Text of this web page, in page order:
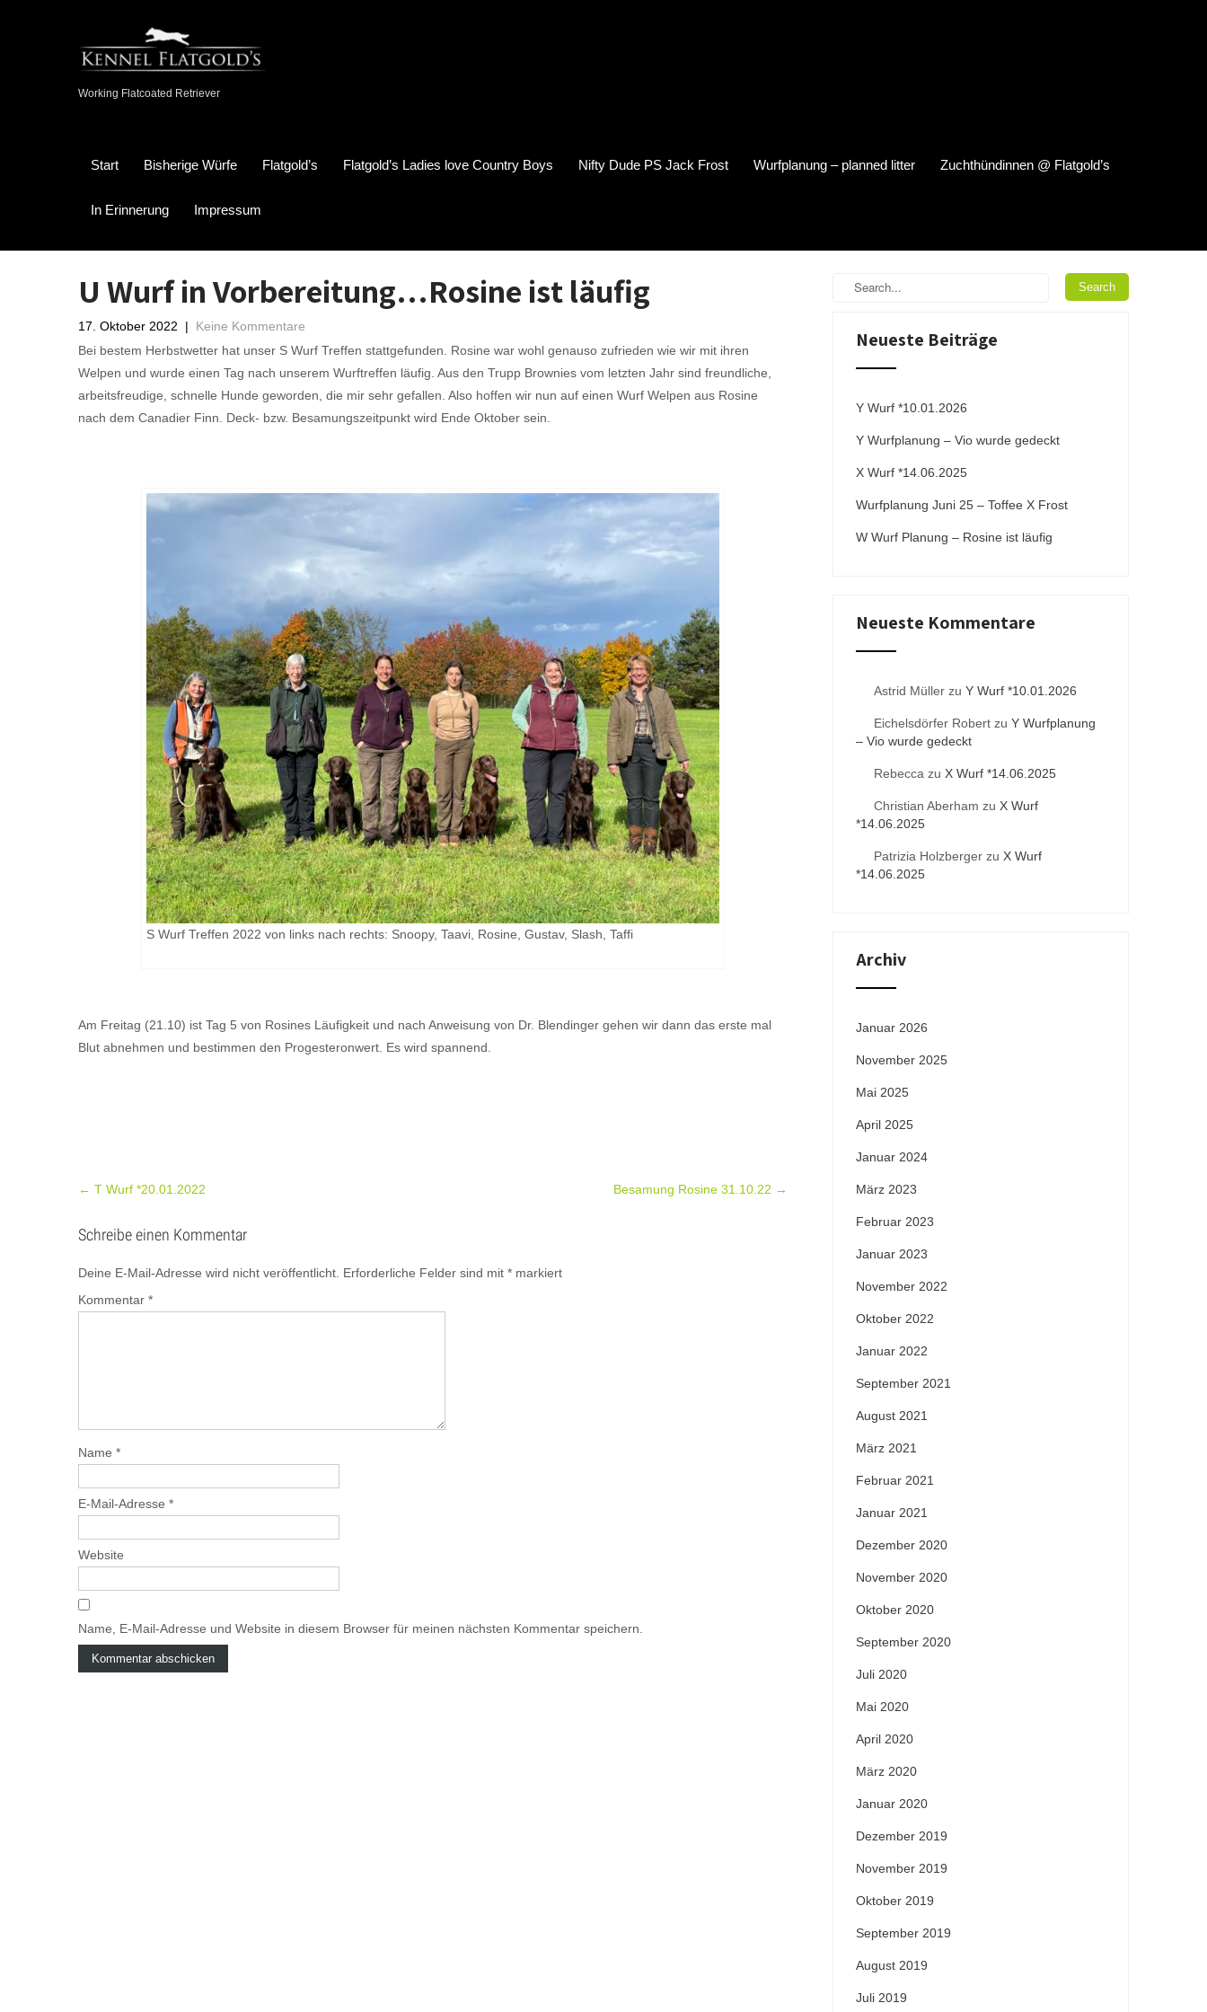
Working Flatcoated Retriever
Start Bisherige Würfe Flatgold’s Flatgold’s Ladies love Country Boys Nifty Dude PS Jack Frost Wurfplanung – planned litter Zuchthündinnen @ Flatgold’s
In Erinnerung Impressum
U Wurf in Vorbereitung…Rosine ist läufig
17. Oktober 2022 | Keine Kommentare
Bei bestem Herbstwetter hat unser S Wurf Treffen stattgefunden. Rosine war wohl genauso zufrieden wie wir mit ihren
Welpen und wurde einen Tag nach unserem Wurftreffen läufig. Aus den Trupp Brownies vom letzten Jahr sind freundliche,
arbeitsfreudige, schnelle Hunde geworden, die mir sehr gefallen. Also hoffen wir nun auf einen Wurf Welpen aus Rosine
nach dem Canadier Finn. Deck- bzw. Besamungszeitpunkt wird Ende Oktober sein.
S Wurf Treffen 2022 von links nach rechts: Snoopy, Taavi, Rosine, Gustav, Slash, Taffi
Am Freitag (21.10) ist Tag 5 von Rosines Läufigkeit und nach Anweisung von Dr. Blendinger gehen wir dann das erste mal
Blut abnehmen und bestimmen den Progesteronwert. Es wird spannend.
Post
← T Wurf *20.01.2022 Besamung Rosine 31.10.22 →
Schreibe einen Kommentar
Deine E-Mail-Adresse wird nicht veröffentlicht. Erforderliche Felder sind mit * markiert
Kommentar *
Name *
E-Mail-Adresse *
Website
Name, E-Mail-Adresse und Website in diesem Browser für meinen nächsten Kommentar speichern.
Neueste Beiträge
Y Wurf *10.01.2026
Y Wurfplanung – Vio wurde gedeckt
X Wurf *14.06.2025
Wurfplanung Juni 25 – Toffee X Frost
W Wurf Planung – Rosine ist läufig
Neueste Kommentare
Astrid Müller zu Y Wurf *10.01.2026
Eichelsdörfer Robert zu Y Wurfplanung
– Vio wurde gedeckt
Rebecca zu X Wurf *14.06.2025
Christian Aberham zu X Wurf
*14.06.2025
Patrizia Holzberger zu X Wurf
*14.06.2025
Archiv
Januar 2026
November 2025
Mai 2025
April 2025
Januar 2024
März 2023
Februar 2023
Januar 2023
November 2022
Oktober 2022
Januar 2022
September 2021
August 2021
März 2021
Februar 2021
Januar 2021
Dezember 2020
November 2020
Oktober 2020
September 2020
Juli 2020
Mai 2020
April 2020
März 2020
Januar 2020
Dezember 2019
November 2019
Oktober 2019
September 2019
August 2019
Juli 2019